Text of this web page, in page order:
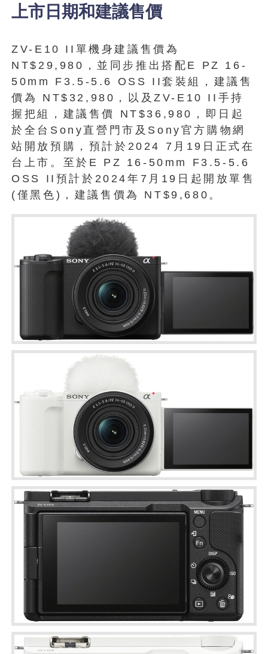
上市日期和建議售價
ZV-E10 II單機身建議售價為
NT$29,980，並同步推出搭配E PZ 16-
50mm F3.5-5.6 OSS II套裝組，建議售
價為 NT$32,980，以及ZV-E10 II手持
握把組，建議售價 NT$36,980，即日起
於全台Sony直營門市及Sony官方購物網
站開放預購，預計於2024 7月19日正式在
台上市。至於E PZ 16-50mm F3.5-5.6
OSS II預計於2024年7月19日起開放單售
(僅黑色)，建議售價為 NT$9,680。